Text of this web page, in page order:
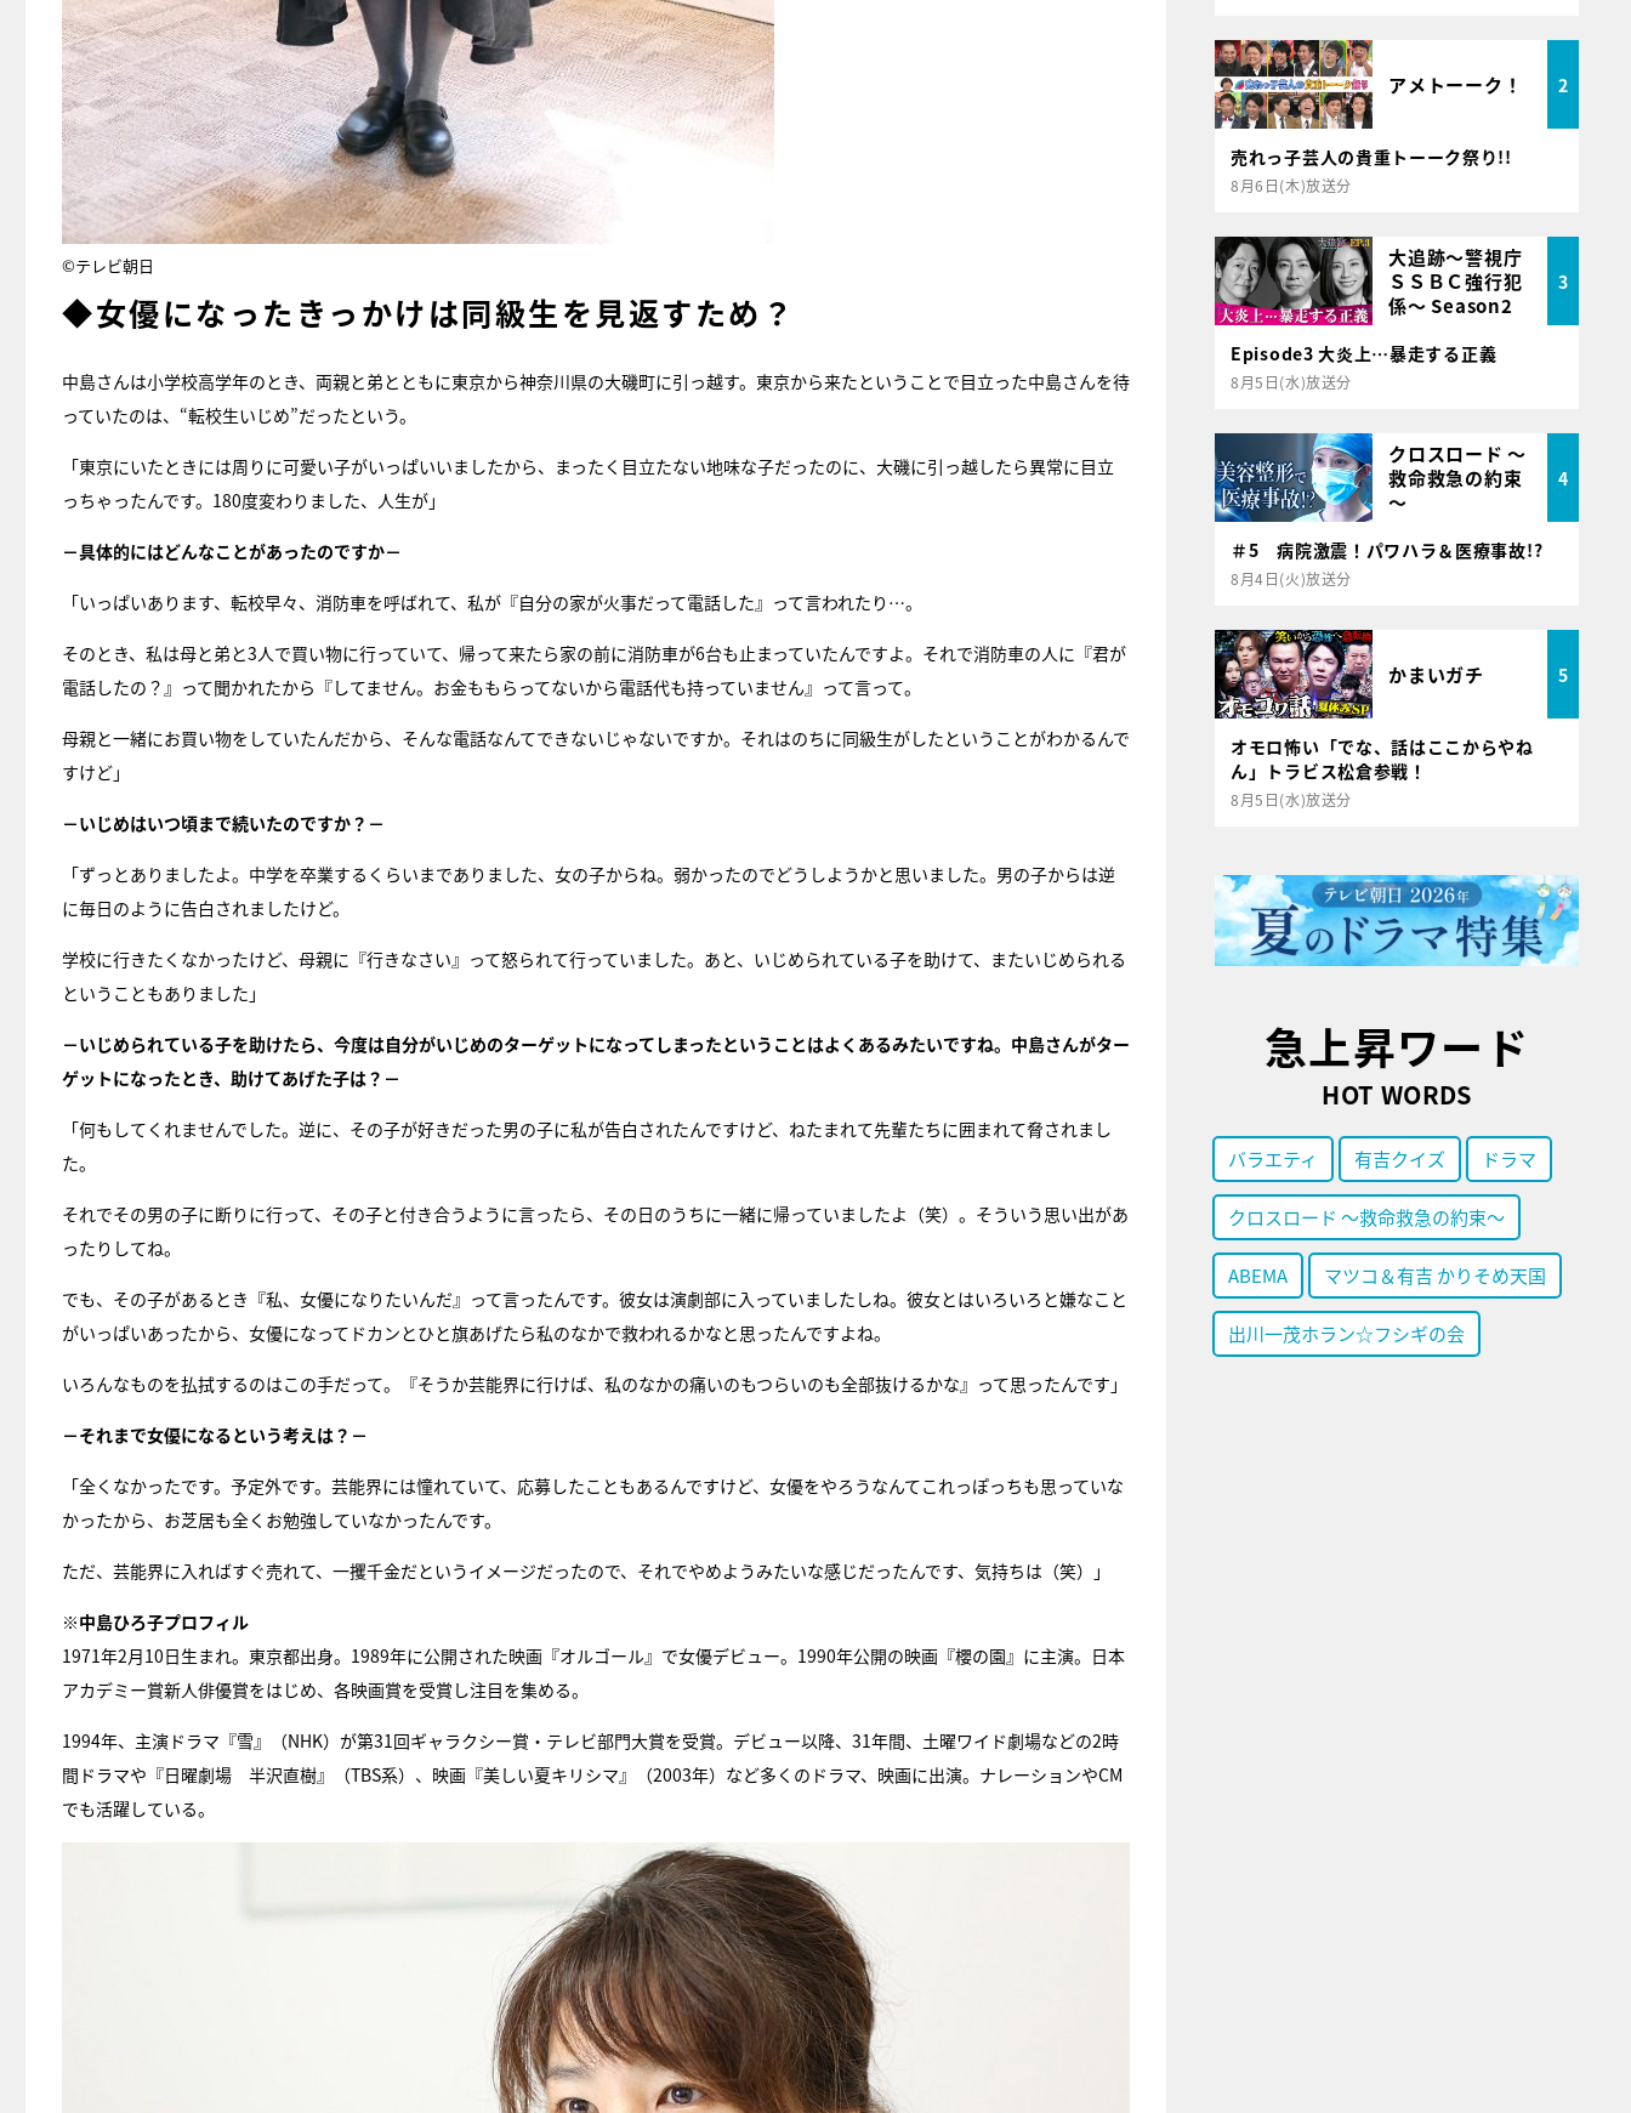
©テレビ朝日
◆女優になったきっかけは同級生を見返すため？
中島さんは小学校高学年のとき、両親と弟とともに東京から神奈川県の大磯町に引っ越す。東京から来たということで目立った中島さんを待
っていたのは、“転校生いじめ”だったという。
「東京にいたときには周りに可愛い子がいっぱいいましたから、まったく目立たない地味な子だったのに、大磯に引っ越したら異常に目立
っちゃったんです。180度変わりました、人生が」
－具体的にはどんなことがあったのですか－
「いっぱいあります、転校早々、消防車を呼ばれて、私が『自分の家が火事だって電話した』って言われたり…。
そのとき、私は母と弟と3人で買い物に行っていて、帰って来たら家の前に消防車が6台も止まっていたんですよ。それで消防車の人に『君が
電話したの？』って聞かれたから『してません。お金ももらってないから電話代も持っていません』って言って。
母親と一緒にお買い物をしていたんだから、そんな電話なんてできないじゃないですか。それはのちに同級生がしたということがわかるんで
すけど」
－いじめはいつ頃まで続いたのですか？－
「ずっとありましたよ。中学を卒業するくらいまでありました、女の子からね。弱かったのでどうしようかと思いました。男の子からは逆
に毎日のように告白されましたけど。
学校に行きたくなかったけど、母親に『行きなさい』って怒られて行っていました。あと、いじめられている子を助けて、またいじめられる
ということもありました」
－いじめられている子を助けたら、今度は自分がいじめのターゲットになってしまったということはよくあるみたいですね。中島さんがター
ゲットになったとき、助けてあげた子は？－
「何もしてくれませんでした。逆に、その子が好きだった男の子に私が告白されたんですけど、ねたまれて先輩たちに囲まれて脅されまし
た。
それでその男の子に断りに行って、その子と付き合うように言ったら、その日のうちに一緒に帰っていましたよ（笑）。そういう思い出があ
ったりしてね。
でも、その子があるとき『私、女優になりたいんだ』って言ったんです。彼女は演劇部に入っていましたしね。彼女とはいろいろと嫌なこと
がいっぱいあったから、女優になってドカンとひと旗あげたら私のなかで救われるかなと思ったんですよね。
いろんなものを払拭するのはこの手だって。『そうか芸能界に行けば、私のなかの痛いのもつらいのも全部抜けるかな』って思ったんです」
－それまで女優になるという考えは？－
「全くなかったです。予定外です。芸能界には憧れていて、応募したこともあるんですけど、女優をやろうなんてこれっぽっちも思っていな
かったから、お芝居も全くお勉強していなかったんです。
ただ、芸能界に入ればすぐ売れて、一攫千金だというイメージだったので、それでやめようみたいな感じだったんです、気持ちは（笑）」
※中島ひろ子プロフィル
1971年2月10日生まれ。東京都出身。1989年に公開された映画『オルゴール』で女優デビュー。1990年公開の映画『櫻の園』に主演。日本
アカデミー賞新人俳優賞をはじめ、各映画賞を受賞し注目を集める。
1994年、主演ドラマ『雪』（NHK）が第31回ギャラクシー賞・テレビ部門大賞を受賞。デビュー以降、31年間、土曜ワイド劇場などの2時
間ドラマや『日曜劇場 半沢直樹』（TBS系）、映画『美しい夏キリシマ』（2003年）など多くのドラマ、映画に出演。ナレーションやCM
でも活躍している。
アメトーーク！ 2
売れっ子芸人の貴重トーーク祭り!!
8月6日(木)放送分
大追跡～警視庁
ＳＳＢＣ強行犯
係～ Season2
3
Episode3 大炎上…暴走する正義
8月5日(水)放送分
クロスロード ～
救命救急の約束
～
4
＃5 病院激震！パワハラ＆医療事故!?
8月4日(火)放送分
かまいガチ 5
オモロ怖い「でな、話はここからやね
ん」トラビス松倉参戦！
8月5日(水)放送分
急上昇ワード
HOT WORDS
バラエティ 有吉クイズ ドラマ
クロスロード ～救命救急の約束～
ABEMA マツコ＆有吉 かりそめ天国
出川一茂ホラン☆フシギの会